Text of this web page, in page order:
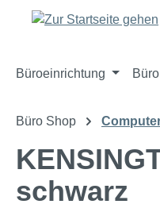
Hauptinhalt springen
Zur Suche springen
Zur Hauptnavigation
Büroeinrichtung
Büro Shop
schwarz